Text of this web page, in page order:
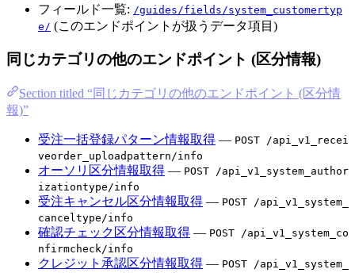
フィールド一覧: /guides/fields/system_customertyp
e/ (このエンドポイントが扱うデータ項目)
同じカテゴリの他のエンドポイント (区分情報)
Section titled “同じカテゴリの他のエンドポイント (区分情
報)”
受注一括登録パターン情報取得 — POST /api_v1_recei
veorder_uploadpattern/info
オーソリ区分情報取得 — POST /api_v1_system_author
izationtype/info
受注キャンセル区分情報取得 — POST /api_v1_system_
canceltype/info
確認チェック区分情報取得 — POST /api_v1_system_co
nfirmcheck/info
クレジット承認区分情報取得 — POST /api_v1_system_